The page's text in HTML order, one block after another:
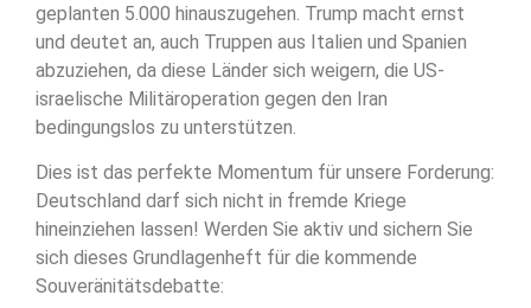
geplanten 5.000 hinauszugehen. Trump macht ernst
und deutet an, auch Truppen aus Italien und Spanien
abzuziehen, da diese Länder sich weigern, die US-
israelische Militäroperation gegen den Iran
bedingungslos zu unterstützen.
Dies ist das perfekte Momentum für unsere Forderung:
Deutschland darf sich nicht in fremde Kriege
hineinziehen lassen! Werden Sie aktiv und sichern Sie
sich dieses Grundlagenheft für die kommende
Souveränitätsdebatte: